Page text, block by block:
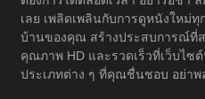
เลย เพลิดเพลินกับการดูหนังใหม่
บ้านของคุณ สร้างประสบการณ์ที่
คุณภาพ HD และรวดเร็วที่เว็บไซ
ประเภทต่าง ๆ ที่คุณชื่นชอบ อย่า